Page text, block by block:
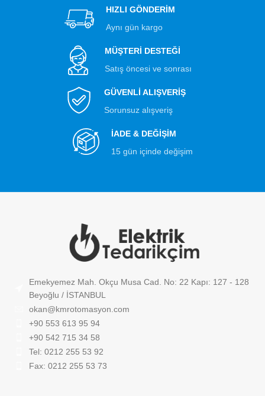
HIZLI GÖNDERİM
Aynı gün kargo
MÜŞTERİ DESTEĞİ
Satış öncesi ve sonrası
GÜVENLİ ALIŞVERİŞ
Sorunsuz alışveriş
İADE & DEĞİŞİM
15 gün içinde değişim
Emekyemez Mah. Okçu Musa Cad. No: 22 Kapı: 127 - 128
Beyoğlu / İSTANBUL
okan@kmrotomasyon.com
+90 553 613 95 94
+90 542 715 34 58
Tel: 0212 255 53 92
Fax: 0212 255 53 73